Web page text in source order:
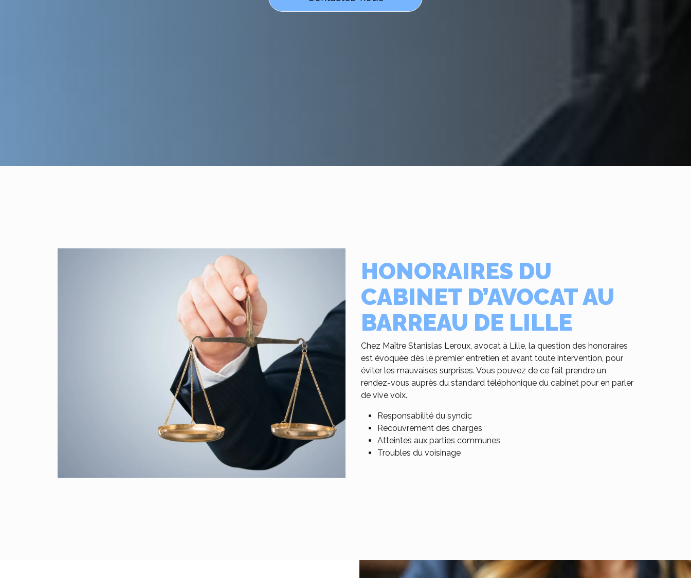
HONORAIRES DU
CABINET D’AVOCAT AU
BARREAU DE LILLE
Chez Maître Stanislas Leroux, avocat à Lille, la question des honoraires
est évoquée dès le premier entretien et avant toute intervention, pour
éviter les mauvaises surprises. Vous pouvez de ce fait prendre un
rendez-vous auprès du standard téléphonique du cabinet pour en parler
de vive voix.
Responsabilité du syndic
Recouvrement des charges
Atteintes aux parties communes
Troubles du voisinage